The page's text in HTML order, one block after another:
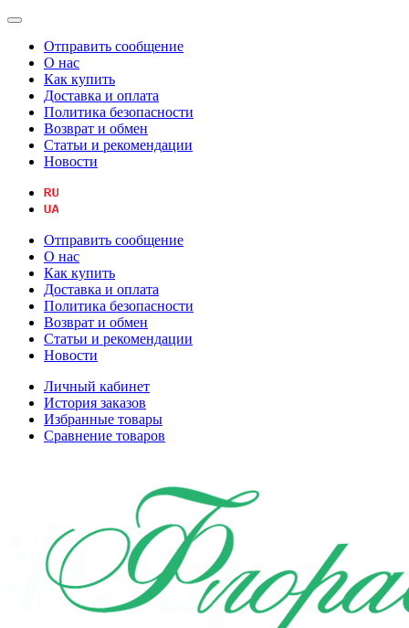
Отправить сообщение
О нас
Как купить
Доставка и оплата
Политика безопасности
Возврат и обмен
Статьи и рекомендации
Новости
Отправить сообщение
О нас
Как купить
Доставка и оплата
Политика безопасности
Возврат и обмен
Статьи и рекомендации
Новости
Личный кабинет
История заказов
Избранные товары
Сравнение товаров